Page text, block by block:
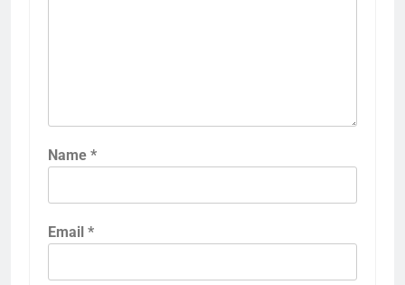
Name *
Email *